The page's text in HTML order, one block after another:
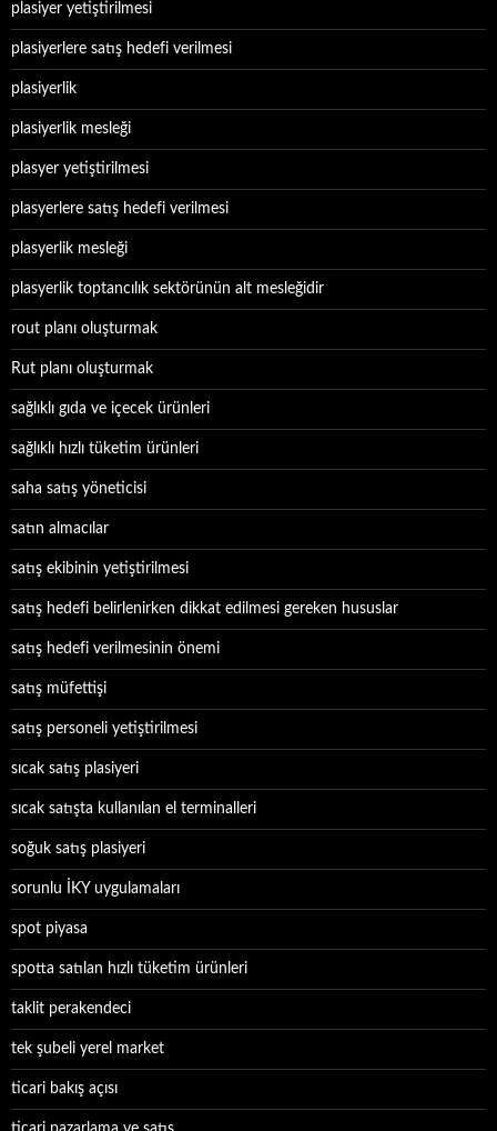
plasiyer yetiştirilmesi
plasiyerlere satış hedefi verilmesi
plasiyerlik
plasiyerlik mesleği
plasyer yetiştirilmesi
plasyerlere satış hedefi verilmesi
plasyerlik mesleği
plasyerlik toptancılık sektörünün alt mesleğidir
rout planı oluşturmak
Rut planı oluşturmak
sağlıklı gıda ve içecek ürünleri
sağlıklı hızlı tüketim ürünleri
saha satış yöneticisi
satın almacılar
satış ekibinin yetiştirilmesi
satış hedefi belirlenirken dikkat edilmesi gereken hususlar
satış hedefi verilmesinin önemi
satış müfettişi
satış personeli yetiştirilmesi
sıcak satış plasiyeri
sıcak satışta kullanılan el terminalleri
soğuk satış plasiyeri
sorunlu İKY uygulamaları
spot piyasa
spotta satılan hızlı tüketim ürünleri
taklit perakendeci
tek şubeli yerel market
ticari bakış açısı